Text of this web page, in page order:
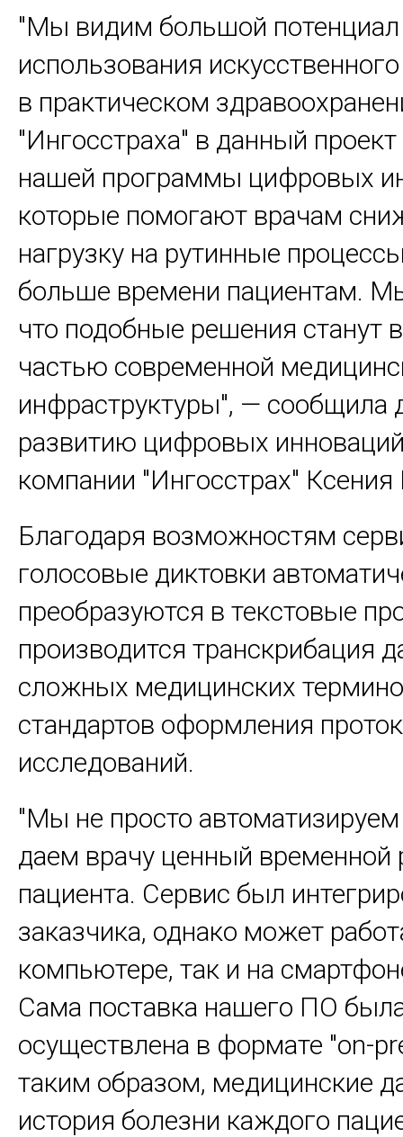
"Мы видим большой потенциал
использования
в практическом
"Ингосстраха" в данный
нашей программы цифровых
которые помогают врачам
нагрузку на рутинные
больше времени пациентам.
что подобные решения станут
частью современной
инфраструктуры", — сообщила
развитию цифровых
компании "Ингосстрах"
Благодаря возможностям
голосовые диктовки
преобразуются в текстовые
производится транскрибация
сложных медицинских
стандартов оформления
исследований.
"Мы не просто автоматизируем
даем врачу ценный временной
пациента. Сервис был
заказчика, однако может
компьютере, так и на
Сама поставка нашего ПО
осуществлена в формате "on-
таким образом, медицинские
история болезни каждого